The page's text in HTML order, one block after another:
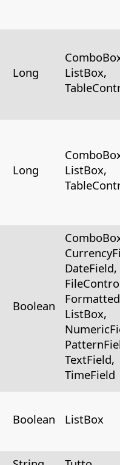
Long
ListBox,
Long
ListBox,
Boolean
DateField,
ListBox,
TextField,
TimeField
Boolean ListBox